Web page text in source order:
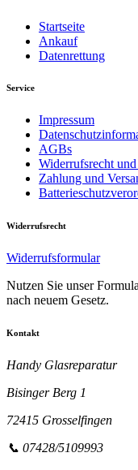
Startseite
Ankauf
Datenrettung
Service
Impressum
AGBs
Widerrufsrecht
Zahlung und
Widerrufsrecht
Widerrufsformular
Nutzen Sie unser
nach neuem Gesetz.
Kontakt
Handy Glasreparatur
Bisinger Berg 1
72415 Grosselfingen
📞 07428/5109993